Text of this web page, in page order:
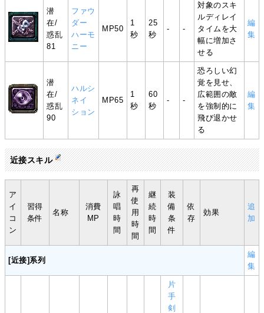
潜
在/
惑乱
81
ファウ
ダー
ハーモ
ニー
MP50
1
秒
25
秒
- -
対象のスキ
ルディレイ
タイムを大
幅に増加さ
せる
編
集
潜
在/
惑乱
90
ハルシ
ネイ
ション
MP65
1
秒
60
秒
- -
恐ろしい幻
覚を見せ、
広範囲の敵
を強制的に
飛び退かせ
る
編
集
近接スキル
ア
イ
コ
ン
習得
条件
名称
消費
MP
詠
唱
時
間
再
使
用
時
間
継
続
時
間
装
備
条
件
依
存
効果
追
加
[近接]系列
編
集
片
手
剣